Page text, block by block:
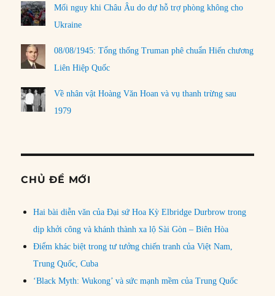
Mối nguy khi Châu Âu do dự hỗ trợ phòng không cho
Ukraine
08/08/1945: Tổng thống Truman phê chuẩn Hiến chương
Liên Hiệp Quốc
Về nhân vật Hoàng Văn Hoan và vụ thanh trừng sau
1979
CHỦ ĐỀ MỚI
Hai bài diễn văn của Đại sứ Hoa Kỳ Elbridge Durbrow trong
dịp khởi công và khánh thành xa lộ Sài Gòn – Biên Hòa
Điểm khác biệt trong tư tưởng chiến tranh của Việt Nam,
Trung Quốc, Cuba
‘Black Myth: Wukong’ và sức mạnh mềm của Trung Quốc